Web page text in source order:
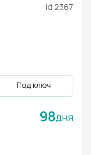
id 2367
98